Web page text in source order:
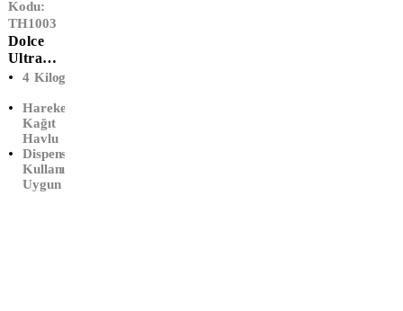
Kodu:
TH1003
Dolce
Ultra
Hareketl
(6'Lı)
4 Kilogram
Hareketli
Kağıt
Havlu
Dispenser
Kullanımına
Uygun